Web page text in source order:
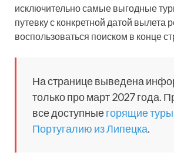
исключительно самые выгодные
путевку с конкретной датой вылета
воспользоваться поиском в конце
На странице выведена
только про март 2027 года.
все доступныегорящие
Португалию из Липецка.